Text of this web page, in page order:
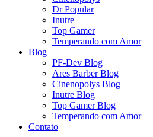
Dr Popular
Inutre
Top Gamer
Temperando com Amor
Blog
PF-Dev Blog
Ares Barber Blog
Cinenopolys Blog
Inutre Blog
Top Gamer Blog
Temperando com Amor
Contato